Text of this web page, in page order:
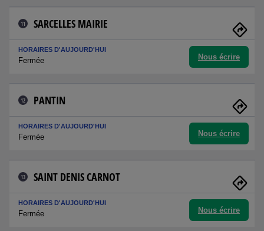
11 SARCELLES MAIRIE
HORAIRES D'AUJOURD'HUI
Fermée Nous écrire
12 PANTIN
HORAIRES D'AUJOURD'HUI
Fermée Nous écrire
13 SAINT DENIS CARNOT
HORAIRES D'AUJOURD'HUI
Fermée Nous écrire